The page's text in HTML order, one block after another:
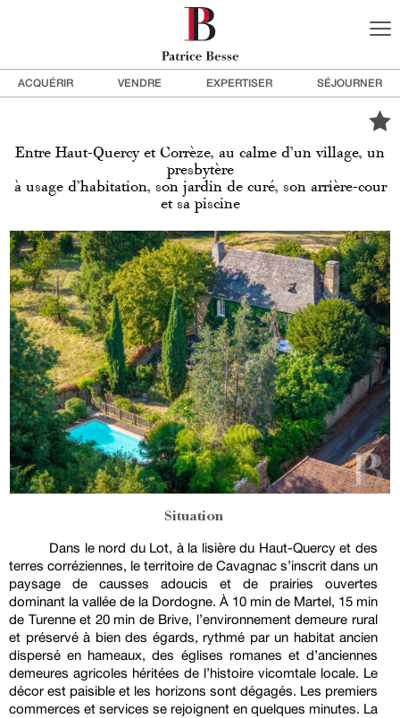
ACQUÉRIR VENDRE EXPERTISER SÉJOURNER
Entre Haut-Quercy et Corrèze, au calme d’un village, un
presbytère
à usage d’habitation, son jardin de curé, son arrière-cour
et sa piscine
Situation
Dans le nord du Lot, à la lisière du Haut-Quercy et des
terres corréziennes, le territoire de Cavagnac s’inscrit dans un
paysage de causses adoucis et de prairies ouvertes
dominant la vallée de la Dordogne. À 10 min de Martel, 15 min
de Turenne et 20 min de Brive, l’environnement demeure rural
et préservé à bien des égards, rythmé par un habitat ancien
dispersé en hameaux, des églises romanes et d’anciennes
demeures agricoles héritées de l’histoire vicomtale locale. Le
décor est paisible et les horizons sont dégagés. Les premiers
commerces et services se rejoignent en quelques minutes. La